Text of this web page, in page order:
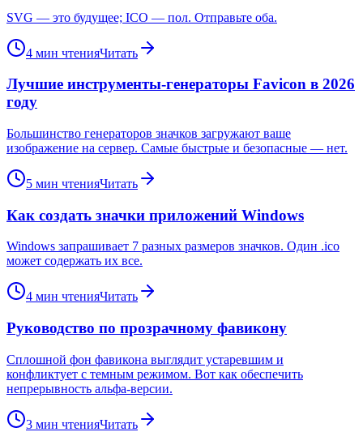
SVG — это будущее; ICO — пол. Отправьте оба.
4 мин чтенияЧитать
Лучшие инструменты-генераторы Favicon в 2026
году
Большинство генераторов значков загружают ваше
изображение на сервер. Самые быстрые и безопасные — нет.
5 мин чтенияЧитать
Как создать значки приложений Windows
Windows запрашивает 7 разных размеров значков. Один .ico
может содержать их все.
4 мин чтенияЧитать
Руководство по прозрачному фавикону
Сплошной фон фавикона выглядит устаревшим и
конфликтует с темным режимом. Вот как обеспечить
непрерывность альфа-версии.
3 мин чтенияЧитать